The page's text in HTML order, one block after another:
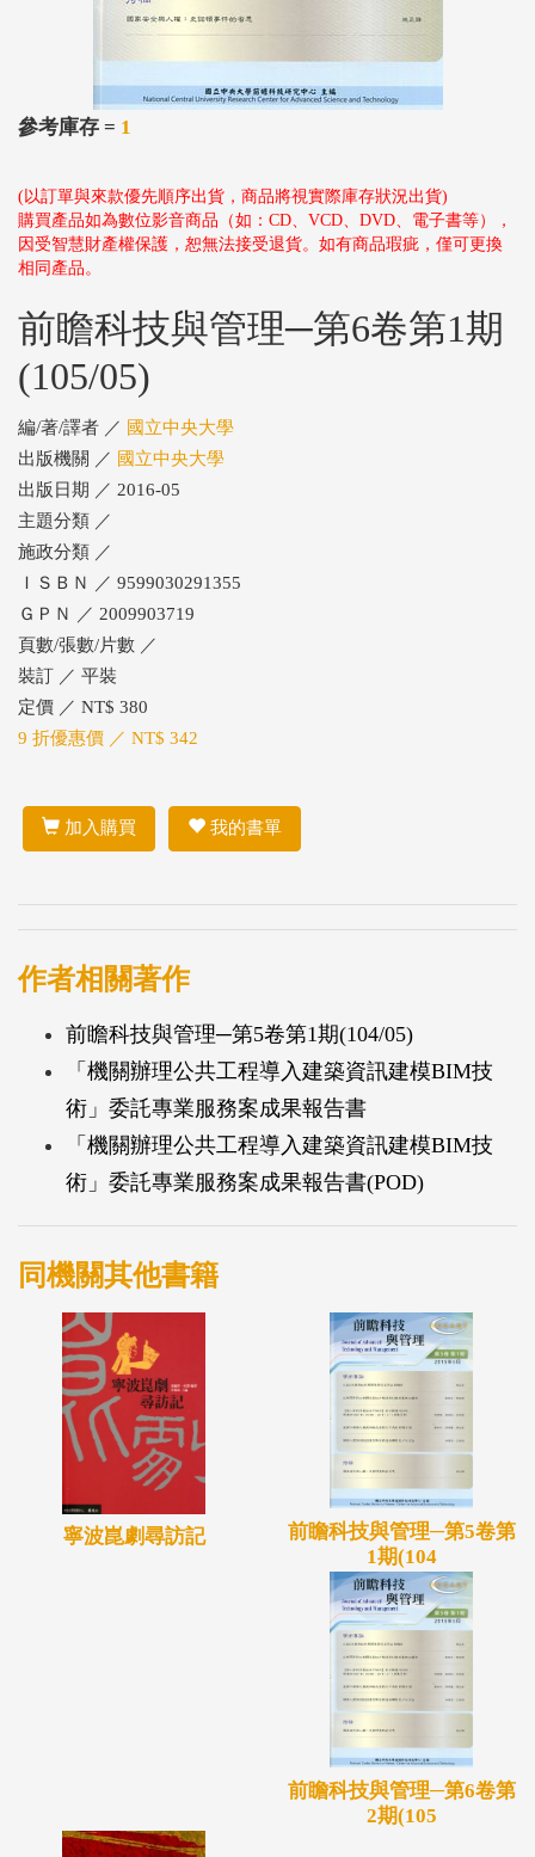
參考庫存 = 1
(以訂單與來款優先順序出貨，商品將視實際庫存狀況出貨)
購買產品如為數位影音商品（如：CD、VCD、DVD、電子書等），
因受智慧財產權保護，恕無法接受退貨。如有商品瑕疵，僅可更換
相同產品。
前瞻科技與管理─第6卷第1期
(105/05)
編/著/譯者 ／ 國立中央大學
出版機關 ／ 國立中央大學
出版日期 ／ 2016-05
主題分類 ／
施政分類 ／
ＩＳＢＮ ／ 9599030291355
ＧＰＮ ／ 2009903719
頁數/張數/片數 ／
裝訂 ／ 平裝
定價 ／ NT$ 380
9 折優惠價 ／ NT$ 342
加入購買 我的書單
作者相關著作
前瞻科技與管理─第5卷第1期(104/05)
「機關辦理公共工程導入建築資訊建模BIM技
術」委託專業服務案成果報告書
「機關辦理公共工程導入建築資訊建模BIM技
術」委託專業服務案成果報告書(POD)
同機關其他書籍
寧波崑劇尋訪記
前瞻科技與管理─第5卷第
1期(104
前瞻科技與管理─第6卷第
2期(105